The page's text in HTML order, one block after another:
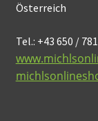
Österreich
Tel.: +43 650 /